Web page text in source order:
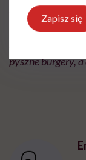
zdrowe i łatwe
kuchnia roślinna
pyszne burgery,
Zapisz się